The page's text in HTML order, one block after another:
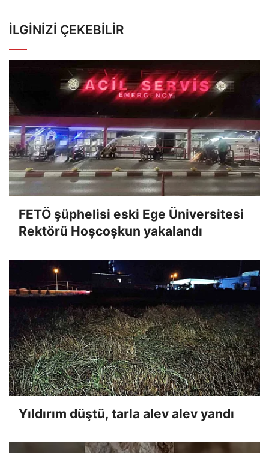
İLGINIZI ÇEKEBILIR
FETÖ şüphelisi eski Ege Üniversitesi
Rektörü Hoşcoşkun yakalandı
Yıldırım düştü, tarla alev alev yandı